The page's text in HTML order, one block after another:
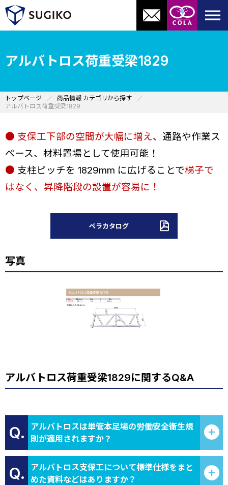
アルバトロス荷重受梁1829
トップページ
商品情報 カテゴリから探す
アルバトロス荷重受梁1829
● 支保工下部の空間が大幅に増え、通路や作業ス
ペース、材料置場として使用可能！
● 支柱ピッチを 1829mm に広げることで梯子で
はなく、昇降階段の設置が容易に！
ペラカタログ
写真
アルバトロス荷重受梁1829に関するQ&A
Q.
アルバトロスは単管本足場の労働安全衛生規
則が適用されますか？
Q.
アルバトロス支保工について標準仕様をまと
めた資料などはありますか？